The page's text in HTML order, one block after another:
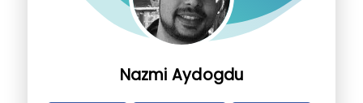
Nazmi Aydogdu